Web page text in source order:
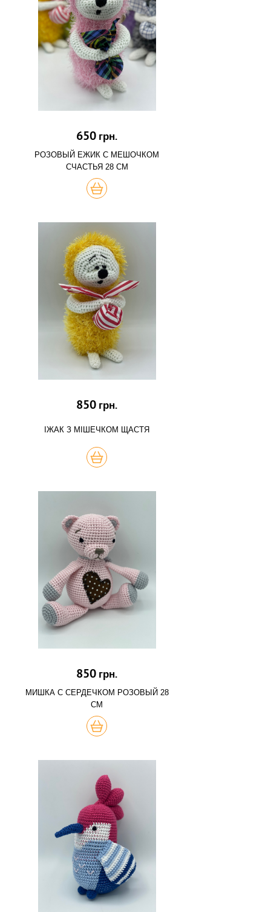
650 грн.
РОЗОВЫЙ ЕЖИК С МЕШОЧКОМ
СЧАСТЬЯ 28 СМ
КУПИТЬ
850 грн.
ІЖАК З МІШЕЧКОМ ЩАСТЯ
КУПИТЬ
850 грн.
МИШКА С СЕРДЕЧКОМ РОЗОВЫЙ 28
СМ
КУПИТЬ